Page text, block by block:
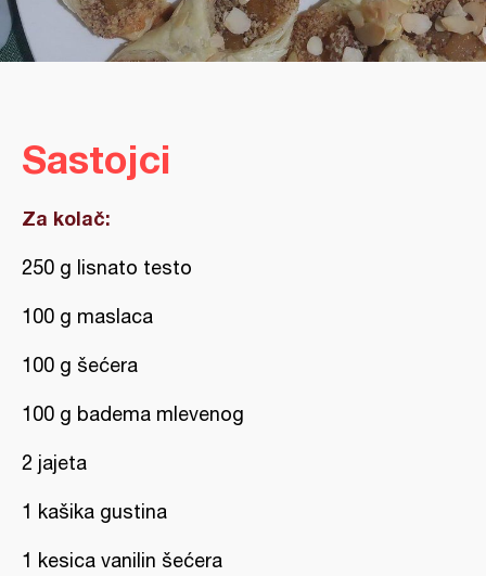
Sastojci
Za kolač:
250 g lisnato testo
100 g maslaca
100 g šećera
100 g badema mlevenog
2 jajeta
1 kašika gustina
1 kesica vanilin šećera